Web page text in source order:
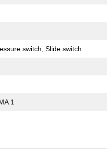
switch, Slide switch
1